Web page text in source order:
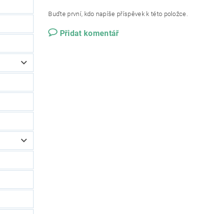
Buďte první, kdo napíše příspěvek k této položce.
Přidat komentář